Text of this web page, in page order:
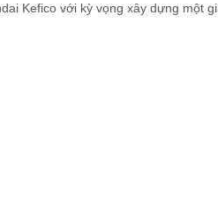
Kefico với kỳ vọng xây dựng một